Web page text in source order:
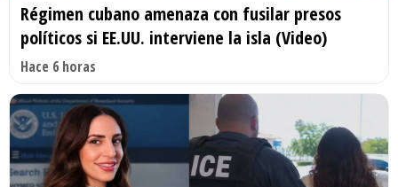
Régimen cubano amenaza con fusilar presos
políticos si EE.UU. interviene la isla (Video)
Hace 6 horas